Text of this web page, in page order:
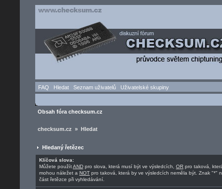
FAQ Hledat Seznam uživatelů Uživatelské skupiny
Obsah fóra checksum.cz
checksum.cz » Hledat
Hledaný řetězec
Klíčová slova:
Můžete použítAND pro slova, která musí být ve výsledcích, OR pro taková,
mohou náležet a NOT pro taková, která by ve výsledcích neměla být. Znak "*"
část řetězce při vyhledávání.